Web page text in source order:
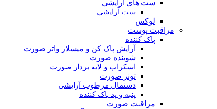
ست های آرایشی
ست آرایشی
لوکس
مراقبت پوست
پاک کننده
آرایش پاک کن و میسلار واتر صورت
شوینده صورت
اسکراب و لایه بردار صورت
تونر صورت
دستمال مرطوب آرایشی
پنبه و پد پاک کننده
مراقبت صورت